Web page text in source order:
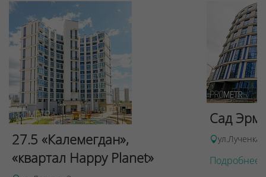
27.5 «Калемегдан»,
«квартал Happy Planet»
Сад
ул.Лученка,4
Подробнее